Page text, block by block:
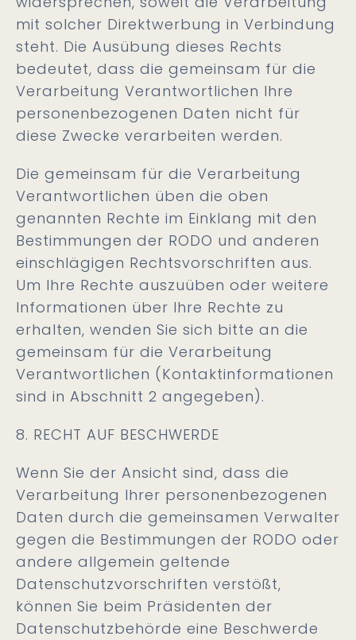
mit solcher Direktwerbung in Verbindung
steht. Die Ausübung dieses Rechts
bedeutet, dass die gemeinsam für die
Verarbeitung Verantwortlichen Ihre
personenbezogenen Daten nicht für
diese Zwecke verarbeiten werden.
Die gemeinsam für die Verarbeitung
Verantwortlichen üben die oben
genannten Rechte im Einklang mit den
Bestimmungen der RODO und anderen
einschlägigen Rechtsvorschriften aus.
Um Ihre Rechte auszuüben oder weitere
Informationen über Ihre Rechte zu
erhalten, wenden Sie sich bitte an die
gemeinsam für die Verarbeitung
Verantwortlichen (Kontaktinformationen
sind in Abschnitt 2 angegeben).
8. RECHT AUF BESCHWERDE
Wenn Sie der Ansicht sind, dass die
Verarbeitung Ihrer personenbezogenen
Daten durch die gemeinsamen Verwalter
gegen die Bestimmungen der RODO oder
andere allgemein geltende
Datenschutzvorschriften verstößt,
können Sie beim Präsidenten der
Datenschutzbehörde eine Beschwerde